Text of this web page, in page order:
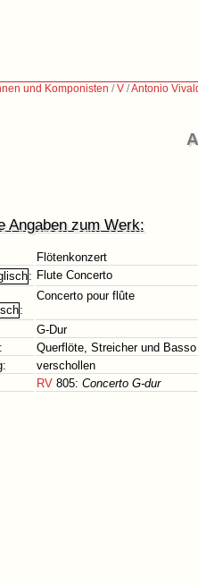
und Komponisten /V /Antonio
Angaben zum Werk:
Flötenkonzert
: Flute Concerto
:
Concerto pour flûte
G-Dur
Querflöte, Streicher und
verschollen
RV 805: Concerto G-dur